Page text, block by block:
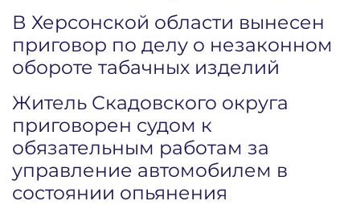
В Херсонской области вынесен
приговор по делу о незаконном
обороте табачных изделий
Житель Скадовского округа
приговорен судом к
обязательным работам за
управление автомобилем в
состоянии опьянения